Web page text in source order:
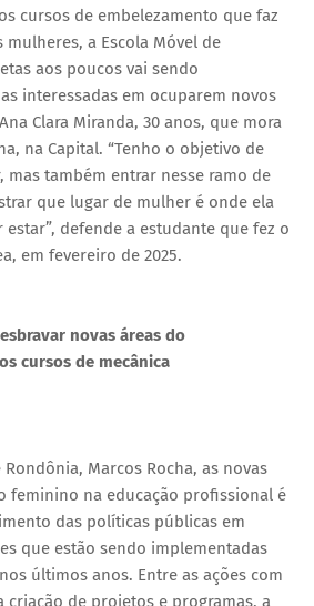
cursos de embelezamento que faz
a Escola Móvel de
aos poucos vai sendo
interessadas em ocuparem novos
Clara Miranda, 30 anos, que mora
na Capital. “Tenho o objetivo de
mas também entrar nesse ramo de
que lugar de mulher é onde ela
defende a estudante que fez o
em fevereiro de 2025.
novas áreas do
cursos de mecânica
Marcos Rocha, as novas
feminino na educação profissional é
das políticas públicas em
que estão sendo implementadas
últimos anos. Entre as ações com
criação de projetos e programas, a